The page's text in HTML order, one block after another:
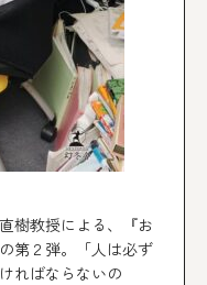
樹教授による、『お
第２弾。「人は必ず
ればならないの